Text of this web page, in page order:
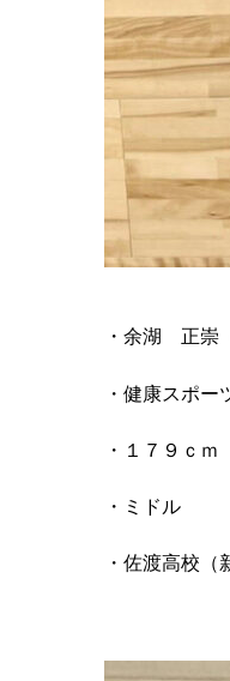
・余湖 正崇
・健康スポ
・１７９ｃｍ
・ミドル
・佐渡高校（